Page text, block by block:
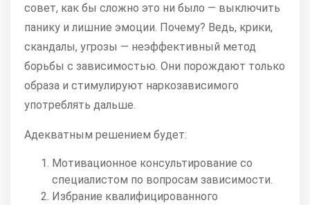
совет, как бы сложно это ни было — выключить
панику и лишние эмоции. Почему? Ведь, крики,
скандалы, угрозы — неэффективный метод
борьбы с зависимостью. Они порождают только
образа и стимулируют наркозависимого
употреблять дальше.
Адекватным решением будет:
Мотивационное консультирование со
специалистом по вопросам зависимости.
Избрание квалифицированного